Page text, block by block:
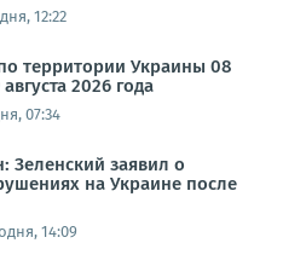
12:22
территории Украины 08
2026 года
07:34
Зеленский заявил о
на Украине после
14:09